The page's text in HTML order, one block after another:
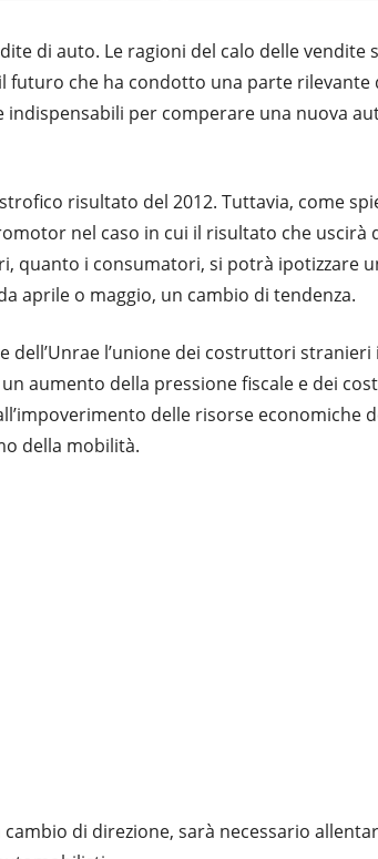
di auto. Le ragioni del calo delle
futuro che ha condotto una parte rilevante
indispensabili per comperare una nuova
risultato del 2012. Tuttavia, come
nel caso in cui il risultato che uscirà
quanto i consumatori, si potrà ipotizzare
aprile o maggio, un cambio di tendenza.
dell’Unrae l’unione dei costruttori
aumento della pressione fiscale e dei
delle risorse economiche
della mobilità.
di direzione, sarà necessario